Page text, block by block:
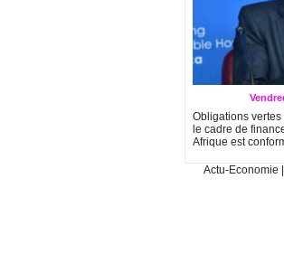
Obligations
le cadre de
Afrique est
Actu-Economie